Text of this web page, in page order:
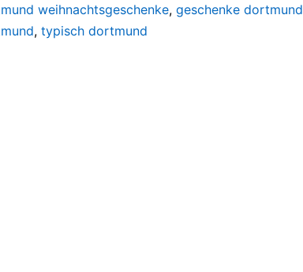
weihnachtsgeschenke, geschenke dortmund
, typisch dortmund